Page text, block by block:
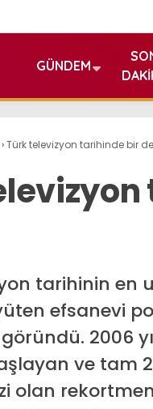
GÜNDEM
›Türk televizyon tarihinde bir
tarihinin en
efsanevi
2006
ve tam
olan